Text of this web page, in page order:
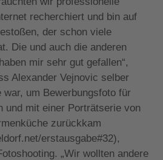
recherchiert und bin auf
der schon viele
Die und auch die anderen
mir sehr gut gefallen“,
Alexander Vejnovic selber
um Bewerbungsfoto für
und mit einer Porträtserie von
zurückkam
erstausgabe#32),
„Wir wollten andere